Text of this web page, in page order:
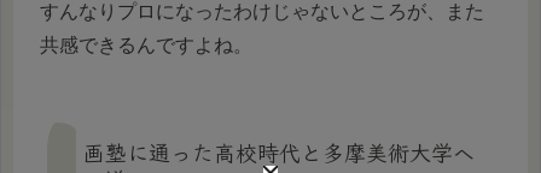
すんなりプロになったわけじゃないところが、また
共感できるんですよね。
画塾に通った高校時代と多摩美術大学へ